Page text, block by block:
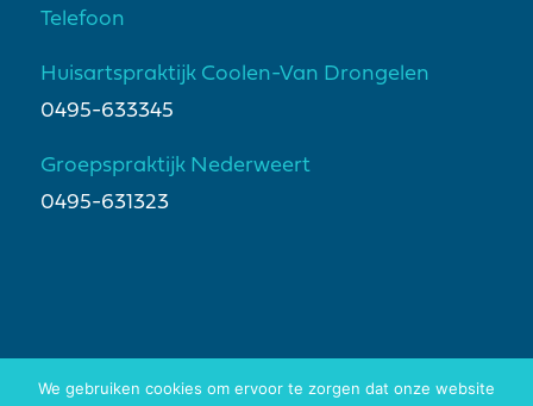
Telefoon
Huisartspraktijk Coolen-Van Drongelen
0495-633345
Groepspraktijk Nederweert
0495-631323
We gebruiken cookies om ervoor te zorgen dat onze website